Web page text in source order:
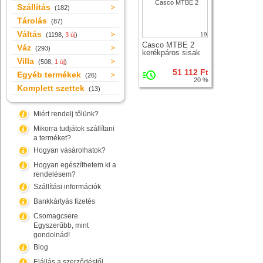
Szállítás (182)
Tárolás (87)
Váltás (1198, 3 új)
Váz (293)
Villa (508, 1 új)
Egyéb termékek (26)
Komplett szettek (13)
Miért rendelj tőlünk?
Mikorra tudjátok szállítani
a terméket?
Hogyan vásárolhatok?
Hogyan egészíthetem ki a
rendelésem?
Szállítási információk
Bankkártyás fizetés
Csomagcsere.
Egyszerűbb, mint
gondolnád!
Blog
19
Casco MTBE 2
kerékpáros sisak
51 112 Ft
20 %